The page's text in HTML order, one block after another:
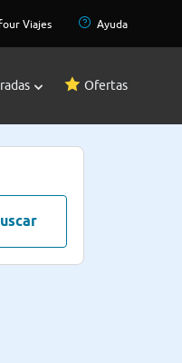
Viajes Ayuda
Ofertas